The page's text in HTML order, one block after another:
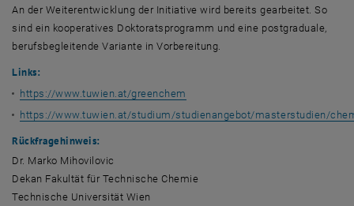
An der Weiterentwicklung der Initiative wird bereits gearbeitet. So
sind ein kooperatives Doktoratsprogramm und eine postgraduale,
berufsbegleitende Variante in Vorbereitung.
Links:
https://www.tuwien.at/greenchem
https://www.tuwien.at/studium/studienangebot/masterstudien/
Rückfragehinweis:
Dr. Marko Mihovilovic
Dekan Fakultät für Technische Chemie
Technische Universität Wien